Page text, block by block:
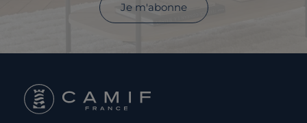
Je m'abonne